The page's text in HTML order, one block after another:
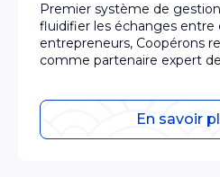
Premier système de
fluidifier les échanges entre
entrepreneurs, Coopérons
comme partenaire expert
En savoir